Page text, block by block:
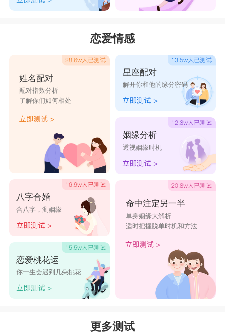
恋爱情感
姓名配对
配对指数分析
了解你们如何相处
八字合婚
合八字，测姻缘
恋爱桃花运
你一生会遇到几朵桃花
星座配对
解开你和他的缘分密码
姻缘分析
透视姻缘时机
命中注定另一半
单身姻缘大解析
适时把握脱单时机和方法
更多测试